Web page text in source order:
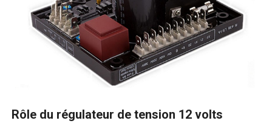
Rôle du régulateur de tension 12 volts